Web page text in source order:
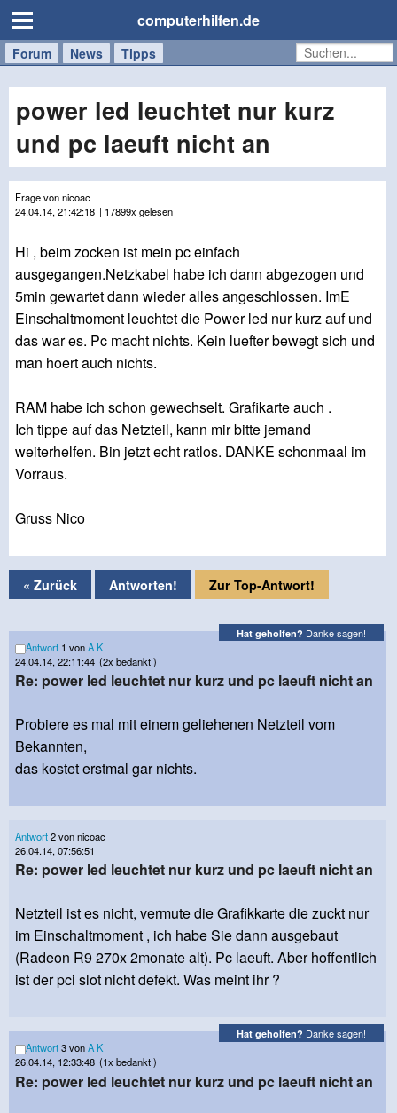
computerhilfen.de
Forum News Tipps
Handy
Tablet
Windows
Mac
power led leuchtet nur kurz
und pc laeuft nicht an
Frage von nicoac
24.04.14, 21:42:18 | 17899x gelesen
Hi , beim zocken ist mein pc einfach
ausgegangen.Netzkabel habe ich dann abgezogen und
5min gewartet dann wieder alles angeschlossen. ImE
Einschaltmoment leuchtet die Power led nur kurz auf und
das war es. Pc macht nichts. Kein luefter bewegt sich und
man hoert auch nichts.
RAM habe ich schon gewechselt. Grafikarte auch .
Ich tippe auf das Netzteil, kann mir bitte jemand
weiterhelfen. Bin jetzt echt ratlos. DANKE schonmaal im
Vorraus.
Gruss Nico
« Zurück Antworten! Zur Top-Antwort!
Hat geholfen? Danke sagen!
Antwort 1 vonA K
24.04.14, 22:11:44 (2x bedankt )
Re: power led leuchtet nur kurz und pc laeuft nicht an
Probiere es mal mit einem geliehenen Netzteil vom
Bekannten,
das kostet erstmal gar nichts.
Antwort2 von nicoac
26.04.14, 07:56:51
Re: power led leuchtet nur kurz und pc laeuft nicht an
Netzteil ist es nicht, vermute die Grafikkarte die zuckt nur
im Einschaltmoment , ich habe Sie dann ausgebaut
(Radeon R9 270x 2monate alt). Pc laeuft. Aber hoffentlich
ist der pci slot nicht defekt. Was meint ihr ?
Hat geholfen? Danke sagen!
Antwort3 vonA K
26.04.14, 12:33:48 (1x bedankt )
Re: power led leuchtet nur kurz und pc laeuft nicht an